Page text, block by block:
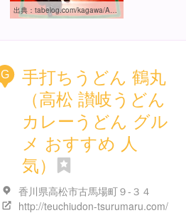
出典： tabelog.com/kagawa/A3701/A370101/37001103
G
手打ちうどん 鶴丸
（高松 讃岐うどん
カレーうどん グル
メ おすすめ 人
気）
香川県高松市古馬場町９-３４
http://teuchiudon-tsurumaru.com/